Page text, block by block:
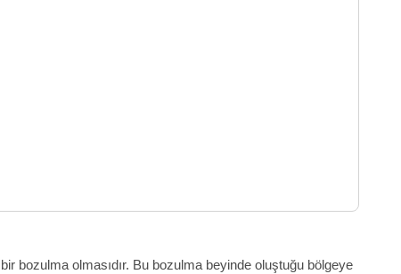
bozulma olmasıdır. Bu bozulma beyinde oluştuğu bölgeye